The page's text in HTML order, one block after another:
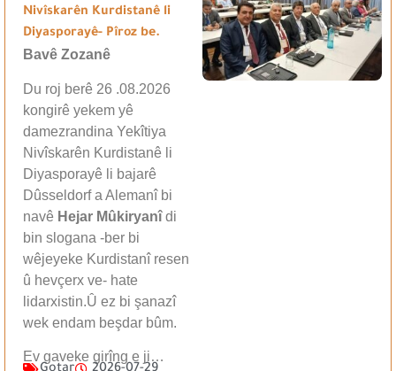
Nivîskarên Kurdistanê li
Diyasporayê- Pîroz be.
Bavê Zozanê
Du roj berê 26 .08.2026
kongirê yekem yê
damezrandina Yekîtiya
Nivîskarên Kurdistanê li
Diyasporayê li bajarê
Dûsseldorf a Alemanî bi
navê Hejar Mûkiryanîdi
bin slogana -ber bi
wêjeyeke Kurdistanî resen
û hevçerx ve- hate
lidarxistin.Û ez bi şanazî
wek endam beşdar bûm.
Ev gaveke girîng e ji…